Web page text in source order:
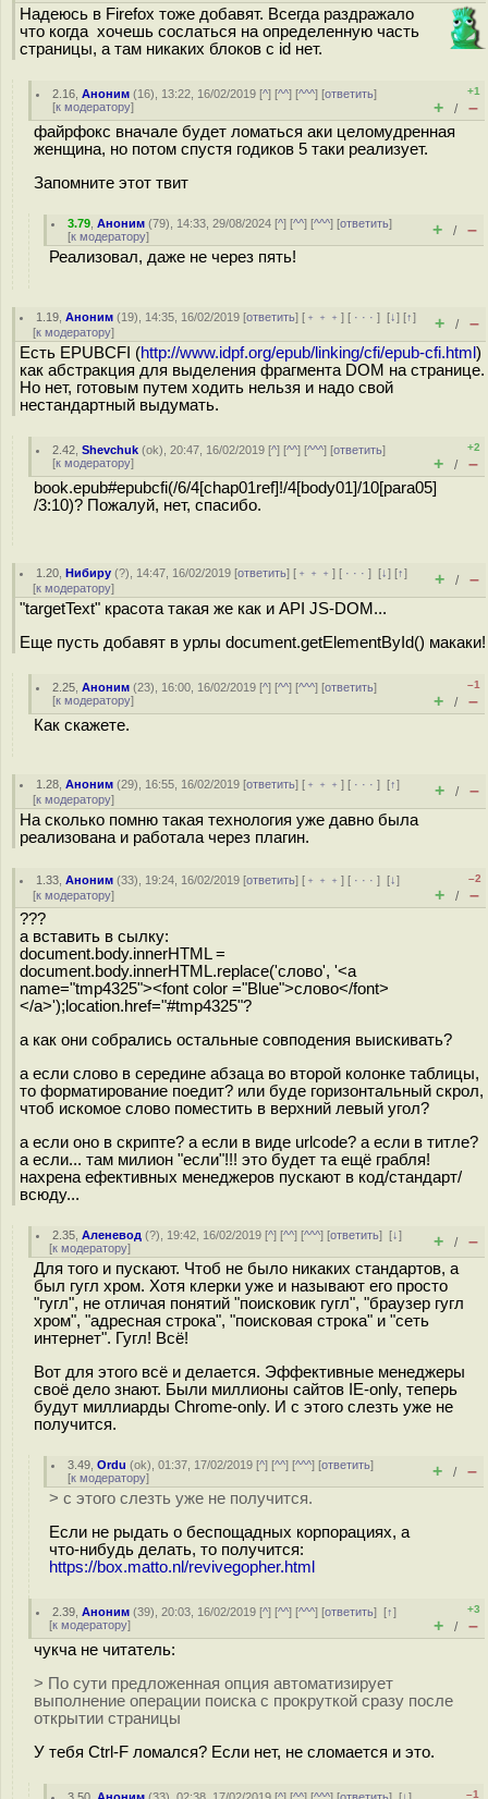
Надеюсь в Firefox тоже добавят. Всегда раздражало
что когда хочешь сослаться на определенную часть
страницы, а там никаких блоков с id нет.
2.16 ,Аноним (16), 13:22, 16/02/2019 [^] [^^] [^^^] [ответить]
[к модератору]
+1
+ / –
файрфокс вначале будет ломаться аки целомудренная
женщина, но потом спустя годиков 5 таки реализует.
Запомните этот твит
3.79 ,Аноним (79), 14:33, 29/08/2024 [^] [^^] [^^^] [ответить]
[к модератору] + / –
Реализовал, даже не через пять!
1.19 ,Аноним (19), 14:35, 16/02/2019 [ответить] [ ﹢﹢﹢] [ · · ·][↓] [↑]
[к модератору] + / –
Есть EPUBCFI (http://www.idpf.org/epub/linking/cfi/epub-cfi.html )
как абстракция для выделения фрагмента DOM на странице.
Но нет, готовым путем ходить нельзя и надо свой
нестандартный выдумать.
2.42 ,Shevchuk (ok), 20:47, 16/02/2019 [^] [^^] [^^^] [ответить]
[к модератору]
+2
+ / –
book.epub#epubcfi(/6/4[chap01ref]!/4[body01]/10[para05]
/3:10)? Пожалуй, нет, спасибо.
1.20 ,Нибиру (?), 14:47, 16/02/2019 [ответить] [ ﹢﹢﹢] [ · · ·][↓] [↑]
[к модератору] + / –
"targetText" красота такая же как и API JS-DOM...
Еще пусть добавят в урлы document.getElementById() макаки!
2.25 ,Аноним (23), 16:00, 16/02/2019 [^] [^^] [^^^] [ответить]
[к модератору]
–1
+ / –
Как скажете.
1.28 ,Аноним (29), 16:55, 16/02/2019 [ответить] [ ﹢﹢﹢] [ · · ·][↑]
[к модератору] + / –
На сколько помню такая технология уже давно была
реализована и работала через плагин.
1.33 ,Аноним (33), 19:24, 16/02/2019 [ответить] [ ﹢﹢﹢] [ · · ·][↓]
[к модератору]
–2
+ / –
???
а вставить в сылку:
document.body.innerHTML =
document.body.innerHTML.replace('слово', '<a
name="tmp4325"><font color ="Blue">слово</font>
</a>');location.href="#tmp4325"?
а как они собрались остальные совподения выискивать?
а если слово в середине абзаца во второй колонке таблицы,
то форматирование поедит? или буде горизонтальный скрол,
чтоб искомое слово поместить в верхний левый угол?
а если оно в скрипте? а если в виде urlcode? а если в титле?
а если... там милион "если"!!! это будет та ещё грабля!
нахрена ефективных менеджеров пускают в код/стандарт/
всюду...
2.35 ,Аленевод (?), 19:42, 16/02/2019 [^] [^^] [^^^] [ответить][↓]
[к модератору] + / –
Для того и пускают. Чтоб не было никаких стандартов, а
был гугл хром. Хотя клерки уже и называют его просто
"гугл", не отличая понятий "поисковик гугл", "браузер гугл
хром", "адресная строка", "поисковая строка" и "сеть
интернет". Гугл! Всё!
Вот для этого всё и делается. Эффективные менеджеры
своё дело знают. Были миллионы сайтов IE-only, теперь
будут миллиарды Chrome-only. И с этого слезть уже не
получится.
3.49 ,Ordu (ok), 01:37, 17/02/2019 [^] [^^] [^^^] [ответить]
[к модератору] + / –
> с этого слезть уже не получится.
Если не рыдать о беспощадных корпорациях, а
что-нибудь делать, то получится:
https://box.matto.nl/revivegopher.html
2.39 ,Аноним (39), 20:03, 16/02/2019 [^] [^^] [^^^] [ответить][↑]
[к модератору]
+3
+ / –
чукча не читатель:
> По сути предложенная опция автоматизирует
выполнение операции поиска с прокруткой сразу после
открытии страницы
У тебя Ctrl-F ломался? Если нет, не сломается и это.
–1